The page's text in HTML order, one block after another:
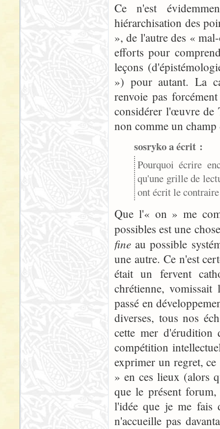
Ce n'est
hiérarchisation des
», de l'autre des «
efforts pour
leçons
») pour autant. La
renvoie pas
considérer l'œuvre de
non comme un
sosryko a écrit :
Pourquoi écrire
qu'une grille de
ont écrit le contraire
Que l'« on » me
possibles est une
fine au possible
une autre. Ce n'est
était un fervent
chrétienne,
passé en
diverses, tous nos
cette mer
compétition
exprimer un regret,
» en ces lieux (alors
que le présent
l'idée que je me fais
n'accueille pas